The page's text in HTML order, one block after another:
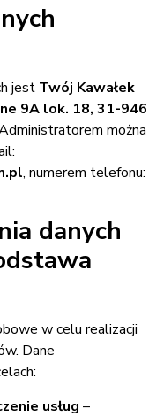
jest Twój Kawałek
9A lok. 18, 31-946
można
, numerem telefonu:
danych
w celu realizacji
Dane
usług –